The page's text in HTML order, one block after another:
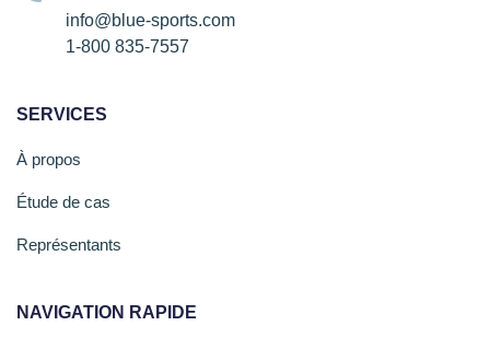
info@blue-sports.com
1-800 835-7557
SERVICES
À propos
Étude de cas
Représentants
NAVIGATION RAPIDE